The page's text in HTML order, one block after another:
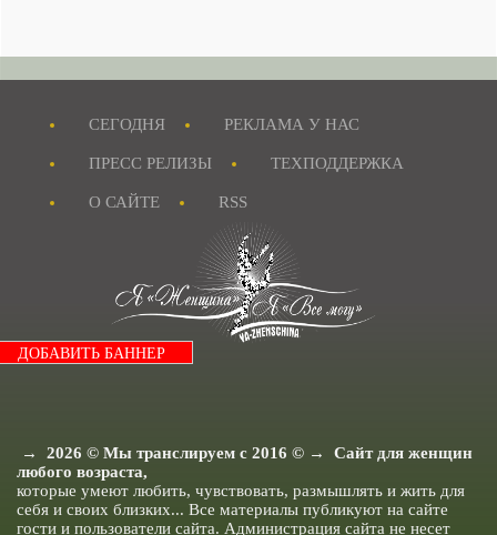
Я и Домашние Питомцы.
Журнал "MAXIM"
Я и Бизнес.
Истории из жизни.
Я и Отношения.
Я как Звезда.
Я и Красота.
Я и Мода.
Я и Муж.
Я и Дети.
Я и Здоровье.
Я и Дом.
Я Женщина - Разное.
СЕГОДНЯ РЕКЛАМА У НАС
ПРЕСС РЕЛИЗЫ ТЕХПОДДЕРЖКА
О САЙТЕ RSS
ДОБАВИТЬ БАННЕР
→ 2026 © Мы транслируем с 2016 © → Сайт для женщин
любого возраста,
которые умеют любить, чувствовать, размышлять и жить для
себя и своих близких... Все материалы публикуют на сайте
гости и пользователи сайта. Администрация сайта не несет